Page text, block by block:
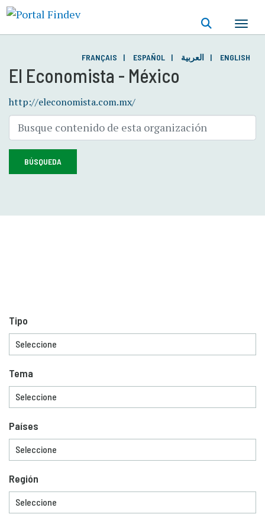
principal
El Economista - México
http://eleconomista.com.mx/
FRANÇAIS ESPAÑOL العربية ENGLISH
BÚSQUEDA
Tipo
Tema
Países
Región